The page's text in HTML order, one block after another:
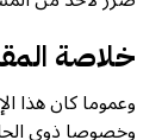
خلاصة
وعموما كان هذا
وخصوصا ذوي